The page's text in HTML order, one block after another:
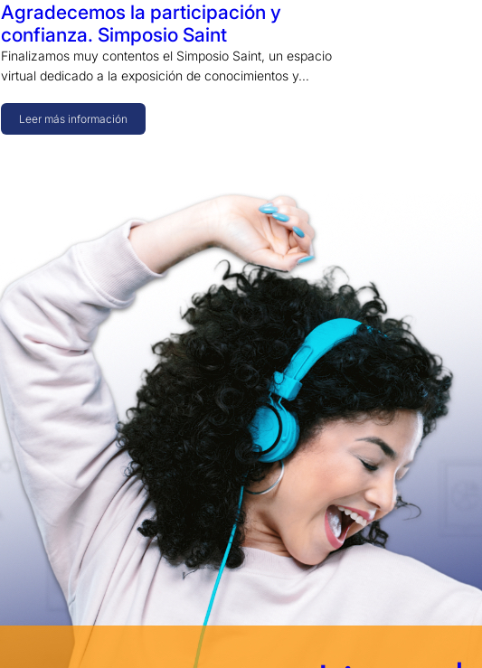
Agradecemos la participación y
confianza. Simposio Saint
Finalizamos muy contentos el Simposio Saint, un espacio
virtual dedicado a la exposición de conocimientos y…
Leer más información